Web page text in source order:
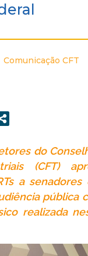
Comunicação CFT
do
(CFT)
a
pública
realizada